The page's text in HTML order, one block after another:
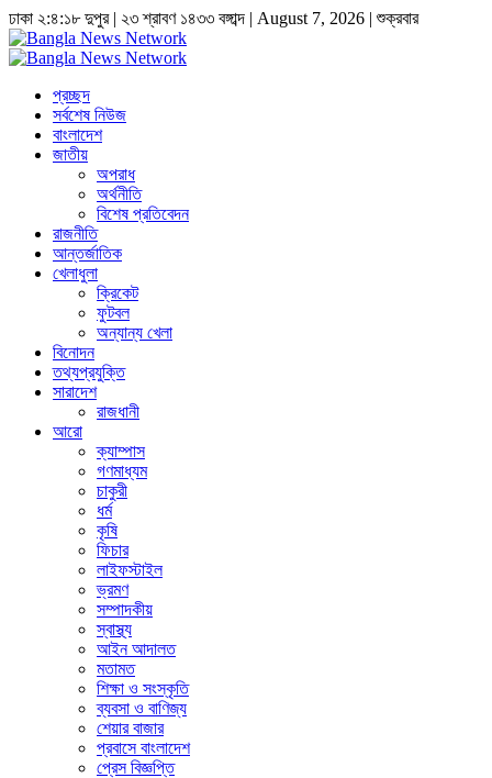
ঢাকা ২:৪:১৮ দুপুর| ২৩ শ্রাবণ ১৪৩৩ বঙ্গাব্দ | August 7, 2026 |শুক্রবার
প্রচ্ছদ
সর্বশেষ নিউজ
বাংলাদেশ
জাতীয়
অপরাধ
অর্থনীতি
বিশেষ প্রতিবেদন
রাজনীতি
আন্তর্জাতিক
খেলাধুলা
ক্রিকেট
ফুটবল
অন্যান্য খেলা
বিনোদন
তথ্যপ্রযুক্তি
সারাদেশ
রাজধানী
আরো
ক্যাম্পাস
গণমাধ্যম
চাকুরী
ধর্ম
কৃষি
ফিচার
লাইফস্টাইল
ভ্রমণ
সম্পাদকীয়
স্বাস্থ্য
আইন আদালত
মতামত
শিক্ষা ও সংস্কৃতি
ব্যবসা ও বাণিজ্য
শেয়ার বাজার
প্রবাসে বাংলাদেশ
প্রেস বিজ্ঞপ্তি